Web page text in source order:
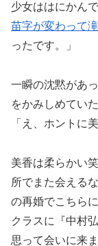
少女ははにかん
苗字が変わって
ったです。」
一瞬の沈黙があ
をかみしめてい
「え、ホントに
美香は柔らかい
所でまた会える
の再婚でこちら
クラスに『中村
思って会いに来ま